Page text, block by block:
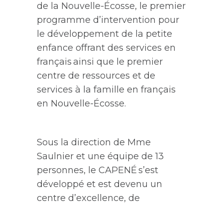
de la Nouvelle-Écosse, le premier
programme d’intervention pour
le développement de la petite
enfance offrant des services en
français ainsi que le premier
centre de ressources et de
services à la famille en français
en Nouvelle-Écosse.
Sous la direction de Mme
Saulnier et une équipe de 13
personnes, le CAPENÉ s’est
développé et est devenu un
centre d’excellence, de